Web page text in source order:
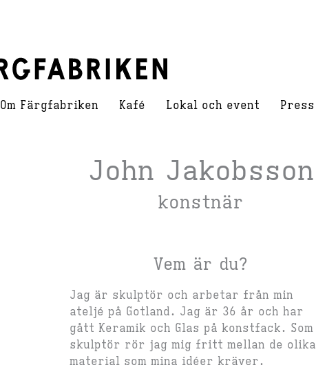
Om Färgfabriken Kafé Lokal och event Press
John Jakobsson
konstnär
Vem är du?
Jag är skulptör och arbetar från min
ateljé på Gotland. Jag är 36 år och har
gått Keramik och Glas på konstfack. Som
skulptör rör jag mig fritt mellan de olika
material som mina idéer kräver.